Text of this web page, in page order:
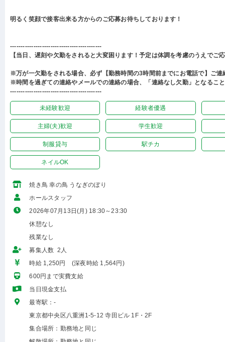
明るく笑顔で接客出来る方からのご応募お待ちしております！
-------------------------------------------
【当日、遅刻や欠勤をされると大変困ります！予定は体調を考慮のうえでご
※万が一欠勤をされる場合、必ず【勤務時間の3時間前までにお電話で】ご連
※時間を過ぎての連絡やメールでの連絡の場合、「連絡なし欠勤」となるこ
-------------------------------------------
未経験歓迎 経験者優遇
主婦(夫)歓迎 学生歓迎
制服貸与 駅チカ
ネイルOK
焼き鳥 幸の鳥 うなぎのぼり
ホールスタッフ
2026年07月13日(月) 18:30～23:30
休憩なし
残業なし
募集人数 2人
時給 1,250円 (深夜時給 1,564円)
600円まで実費支給
当日現金支払
最寄駅：-
東京都中央区八重洲1-5-12 寺田ビル 1F・2F
集合場所：勤務地と同じ